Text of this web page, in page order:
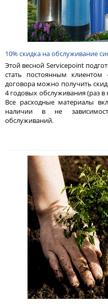
10% скидка на обслуживание
Этой весной Servicepoint
стать постоянным
договора можно получить
4 годовых обслуживания (раз в
Все расходные материалы
наличии в не
обслуживаний.